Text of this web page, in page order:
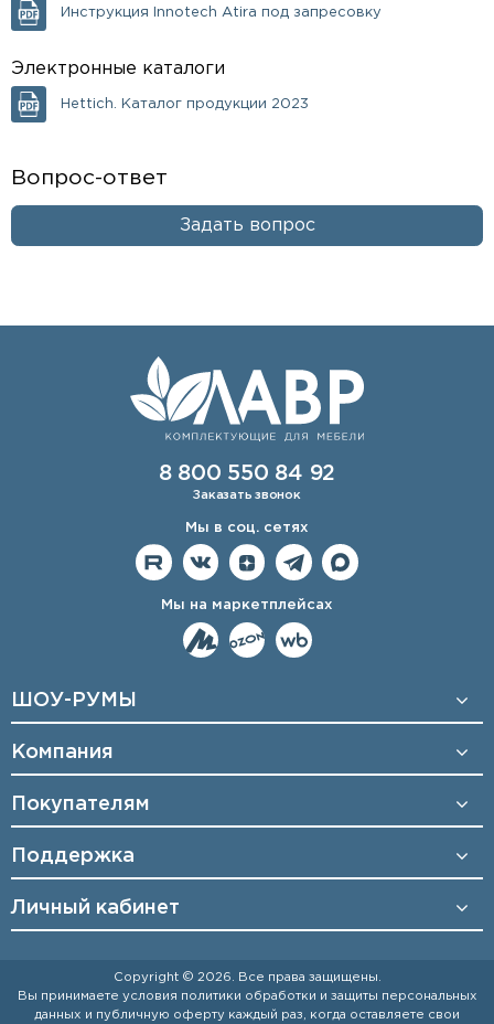
Инструкция Innotech Atira под запресовку
Электронные каталоги
Hettich. Каталог продукции 2023
Вопрос-ответ
Задать вопрос
8 800 550 84 92
Заказать звонок
Мы в соц. сетях
Мы на маркетплейсах
ШОУ-РУМЫ
Компания
Покупателям
Поддержка
Личный кабинет
Copyright © 2026. Все права защищены.
Вы принимаете условия политики обработки и защиты персональных
данных и публичную оферту каждый раз, когда оставляете свои